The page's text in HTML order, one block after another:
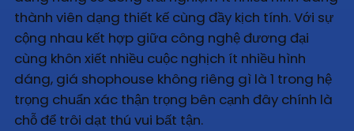
thành viên dạng thiết kế cùng đầy kịch tính. Với sự
cộng nhau kết hợp giữa công nghệ đương đại
cùng khôn xiết nhiều cuộc nghịch ít nhiều hình
dáng, giá shophouse không riêng gì là 1 trong hệ
trọng chuẩn xác thận trọng bên cạnh đây chính là
chỗ để trôi dạt thú vui bất tận.